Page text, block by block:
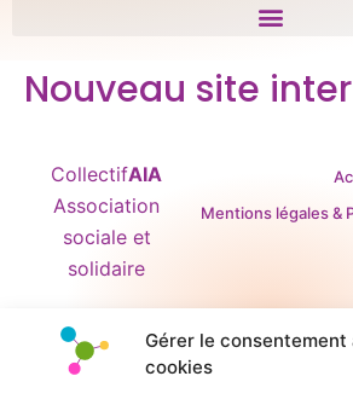
Gérer le consentement
cookies
Nouveau site
CollectifAIA
Association
sociale et
solidaire
Mentions légales &